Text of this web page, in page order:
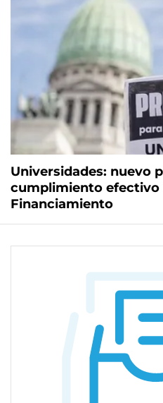
Universidades: nuevo
cumplimiento efectivo
Financiamiento